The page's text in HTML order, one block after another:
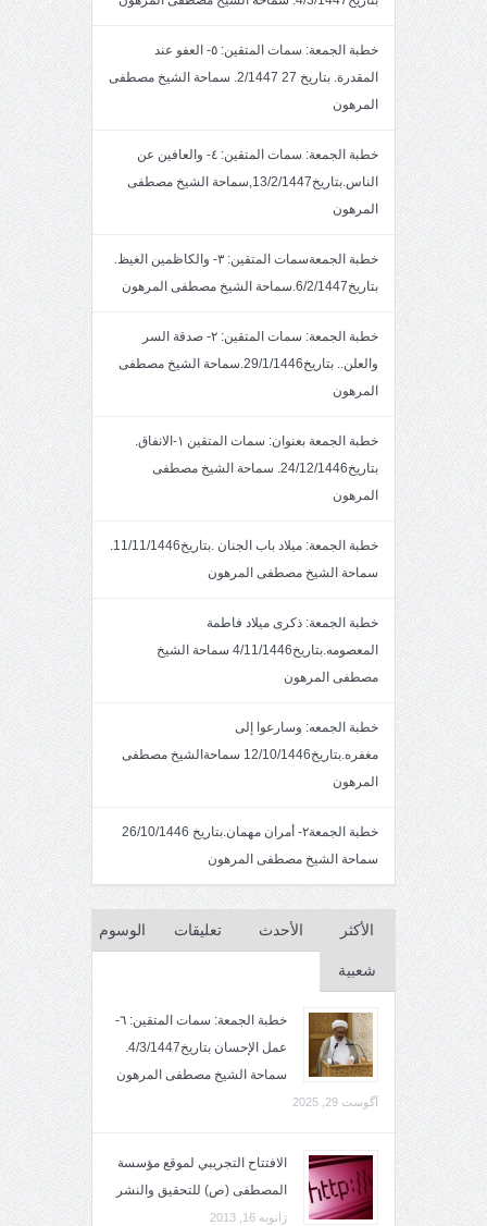
خطبة الجمعة: سمات المتقين: ٥- العفو عند
المقدرة. بتاريخ 27 2/1447. سماحة الشيخ مصطفى
المرهون
خطبة الجمعة: سمات المتقين: ٤- والعافين عن
الناس.بتاريخ13/2/1447,سماحة الشيخ مصطفى
المرهون
خطبة الجمعةسمات المتقين: ٣- والكاظمين الغيظ.
بتاريخ6/2/1447.سماحة الشيخ مصطفى المرهون
خطبة الجمعة: سمات المتقين: ٢- صدقة السر
والعلن.. بتاريخ29/1/1446.سماحة الشيخ مصطفى
المرهون
خطبة الجمعة بعنوان: سمات المتقين ١-الانفاق.
بتاريخ24/12/1446. سماحة الشيخ مصطفى
المرهون
خطبة الجمعة: ميلاد باب الجنان .بتاريخ11/11/1446.
سماحة الشيخ مصطفى المرهون
خطبة الجمعة: ذكرى ميلاد فاطمة
المعصومه.بتاريخ4/11/1446 سماحة الشيخ
مصطفى المرهون
خطبة الجمعه: وسارعوا إلى
مغفره.بتاريخ12/10/1446 سماحةالشيخ مصطفى
المرهون
خطبة الجمعة٢- أمران مهمان.بتاريخ 26/10/1446
سماحة الشيخ مصطفى المرهون
الأكثر
شعبية
الأحدث تعليقات الوسوم
خطبة الجمعة: سمات المتقين: ٦-
عمل الإحسان بتاريخ4/3/1447.
سماحة الشيخ مصطفى المرهون
آگوست 29, 2025
الافتتاح التجريبي لموقع مؤسسة
المصطفى (ص) للتحقيق والنشر
ژانویه 16, 2013